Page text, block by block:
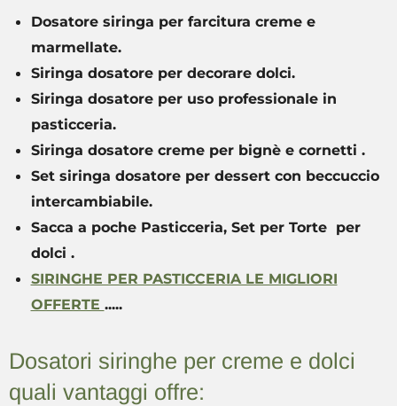
Dosatore siringa per farcitura creme e
marmellate.
Siringa dosatore per decorare dolci.
Siringa dosatore per uso professionale in
pasticceria.
Siringa dosatore creme per bignè e cornetti .
Set siringa dosatore per dessert con beccuccio
intercambiabile.
Sacca a poche Pasticceria, Set per Torte per
dolci .
SIRINGHE PER PASTICCERIA LE MIGLIORI
OFFERTE .....
Dosatori siringhe per creme e dolci
quali vantaggi offre: